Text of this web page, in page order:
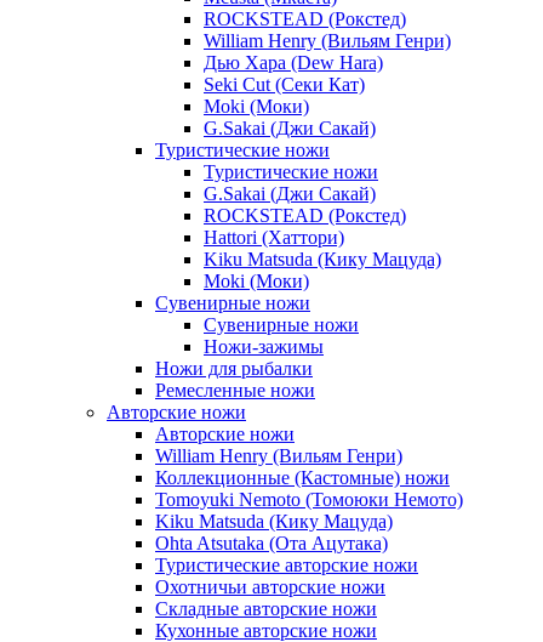
ROCKSTEAD (Рокстед)
William Henry (Вильям Генри)
Дью Хара (Dew Hara)
Seki Cut (Секи Кат)
Moki (Моки)
G.Sakai (Джи Сакай)
Туристические ножи
Туристические ножи
G.Sakai (Джи Сакай)
ROCKSTEAD (Рокстед)
Hattori (Хаттори)
Kiku Matsuda (Кику Мацуда)
Moki (Моки)
Сувенирные ножи
Сувенирные ножи
Ножи-зажимы
Ножи для рыбалки
Ремесленные ножи
Авторские ножи
Авторские ножи
William Henry (Вильям Генри)
Коллекционные (Кастомные) ножи
Tomoyuki Nemoto (Томоюки Немото)
Kiku Matsuda (Кику Мацуда)
Ohta Atsutaka (Ота Ацутака)
Туристические авторские ножи
Охотничьи авторские ножи
Складные авторские ножи
Кухонные авторские ножи